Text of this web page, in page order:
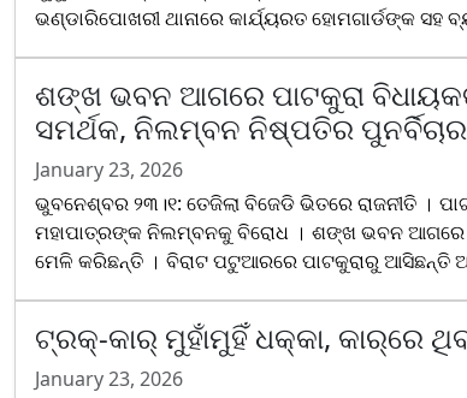
ଭଣ୍ଡାରିପୋଖରୀ ଥାନାରେ କାର୍ଯ୍ୟରତ ହୋମଗାର୍ଡଙ୍କ ସହ
ଶଙ୍ଖ ଭବନ ଆଗରେ ପାଟକୁରା
ସମର୍ଥକ, ନିଲମ୍ବନ ନିଷ୍ପତିର
January 23, 2026
ଭୁବନେଶ୍ବର ୨୩।୧: ତେଜିଲା ବିଜେଡି ଭିତରେ ରାଜନୀତି ।
ମହାପାତ୍ରଙ୍କ ନିଲମ୍ବନକୁ ବିରୋଧ । ଶଙ୍ଖ ଭବନ ଆଗରେ
ମେଳି କରିଛନ୍ତି । ବିରାଟ ପଟୁଆରରେ ପାଟକୁରାରୁ ଆସିଛନ୍ତି
ଟ୍ରକ୍-କାର୍ ମୁହାଁମୁହିଁ ଧକ୍କା, କାର୍‌ରେ
January 23, 2026